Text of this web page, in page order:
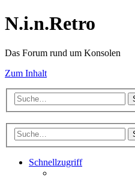
N.i.n.Retro
Das Forum rund um Konsolen
Zum Inhalt
Schnellzugriff